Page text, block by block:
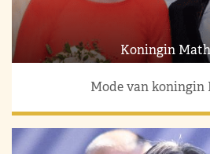
Koningin
Mode van